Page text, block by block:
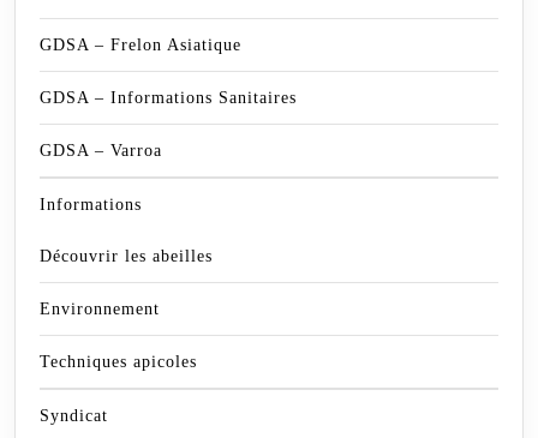
GDSA – Frelon Asiatique
GDSA – Informations Sanitaires
GDSA – Varroa
Informations
Découvrir les abeilles
Environnement
Techniques apicoles
Syndicat